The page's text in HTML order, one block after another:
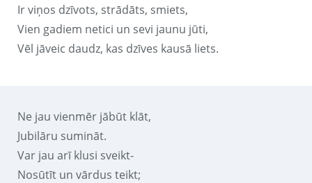
Ir viņos dzīvots, strādāts, smiets,
Vien gadiem netici un sevi jaunu jūti,
Vēl jāveic daudz, kas dzīves kausā liets.
Ne jau vienmēr jābūt klāt,
Jubilāru sumināt.
Var jau arī klusi sveikt-
Nosūtīt un vārdus teikt;